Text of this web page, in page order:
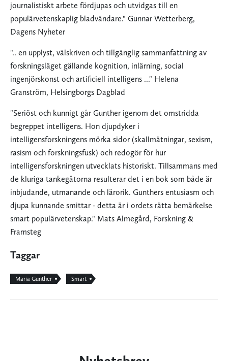
journalistiskt arbete fördjupas och utvidgas till en
populärvetenskaplig bladvändare." Gunnar Wetterberg,
Dagens Nyheter
".. en upplyst, välskriven och tillgänglig sammanfattning av
forskningsläget gällande kognition, inlärning, social
ingenjörskonst och artificiell intelligens ..." Helena
Granström, Helsingborgs Dagblad
"Seriöst och kunnigt går Gunther igenom det omstridda
begreppet intelligens. Hon djupdyker i
intelligensforskningens mörka sidor (skallmätningar, sexism,
rasism och forskningsfusk) och redogör för hur
intelligensforskningen utvecklats historiskt. Tillsammans med
de kluriga tankegåtorna resulterar det i en bok som både är
inbjudande, utmanande och lärorik. Gunthers entusiasm och
djupa kunnande smittar - detta är i ordets rätta bemärkelse
smart populärvetenskap." Mats Almegård, Forskning &
Framsteg
Taggar
Maria Gunther Smart